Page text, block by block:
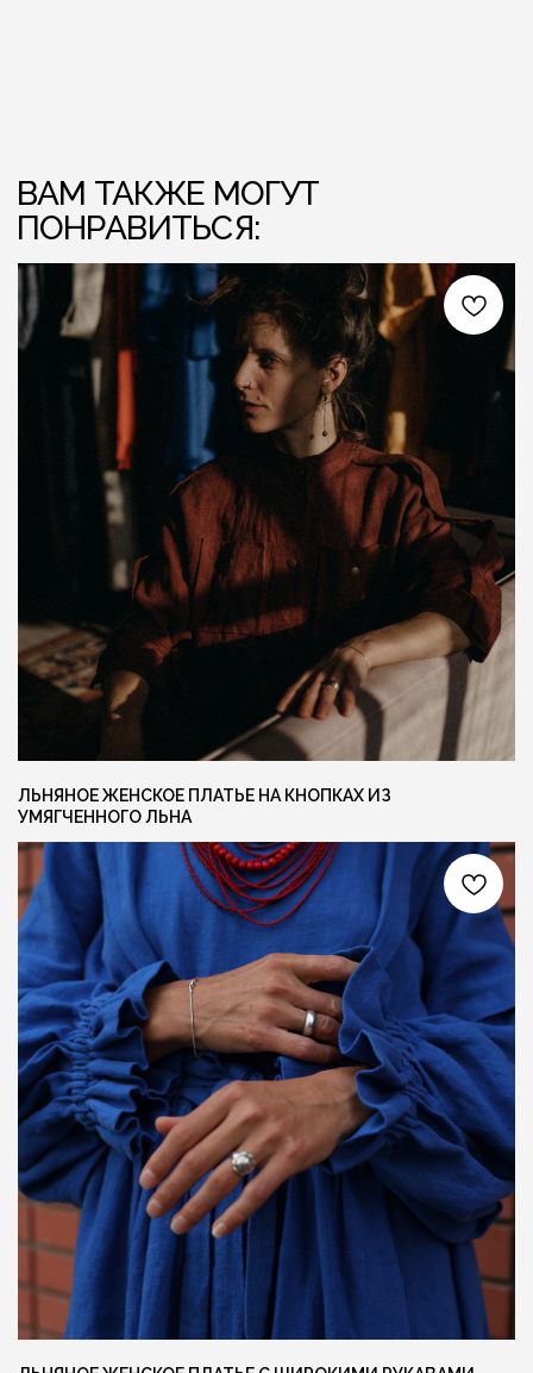
ЛЬНЯНОЕ ЖЕНСКОЕ ПЛАТЬЕ НА КНОПКАХ ИЗ
УМЯГЧЕННОГО ЛЬНА
ЛЁН ЛЮБІЦЬ ЦЯБЕ — ТО ЎЗАЕМНА ЛЁН
ГОТОВЫ ОБСУДИТЬ ЗАКАЗ?
Свяжитесь с нами любым удобным вам
способом, или заполните форму и мы
перезвоним вам для обсуждения деталей
Я даю согласие на обработку персональных
данных и соглашаюсь сполитикой
конфиденциальности
КОНТАКТЫ
VKONTAKTE
PINTEREST
TELEGRAM
INSTAGRAM
СОЦ. СЕТИ
INFO@FLAXECO.COM
+375 (29) 623 41 51
ОСТАВИТЬ ЗАЯВКУ +